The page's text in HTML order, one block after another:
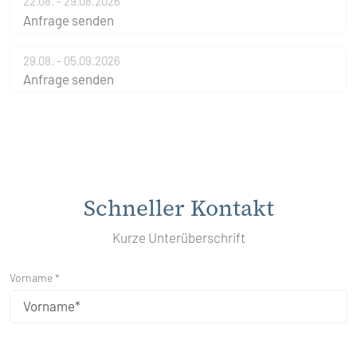
Anfrage senden
29.08. - 05.09.2026
Anfrage senden
Schneller Kontakt
Kurze Unterüberschrift
Vorname *